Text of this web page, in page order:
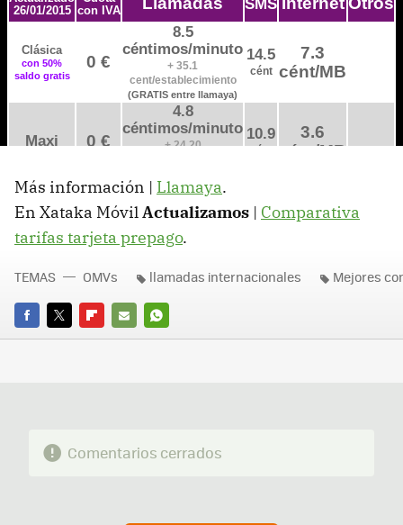
Más información | Llamaya.
En Xataka MóvilActualizamos | Comparativa
tarifas tarjeta prepago.
FACEBOOK
TWITTERFLIPBOARD
E-
WHATSAPP
TEMAS OMVs llamadas internacionales Mejores
Comentarios cerrados